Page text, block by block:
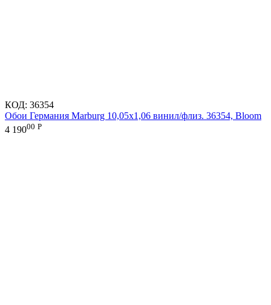
КОД: 36354
Обои Германия Marburg 10,05x1,06 винил/флиз. 36354, Bloom
4 19000 Р